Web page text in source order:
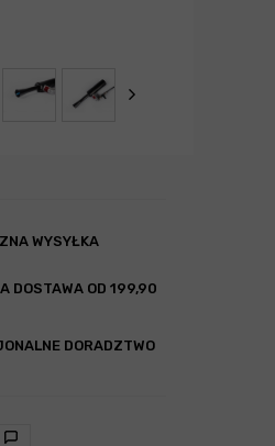
WYSYŁKA
DOSTAWA OD 199,90
DORADZTWO